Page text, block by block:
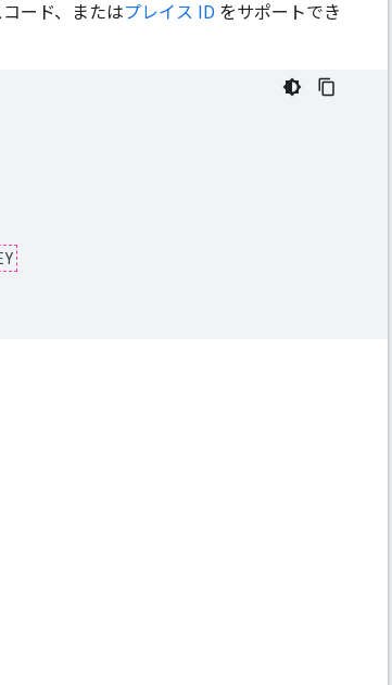
ード、またはプレイス ID をサポートでき